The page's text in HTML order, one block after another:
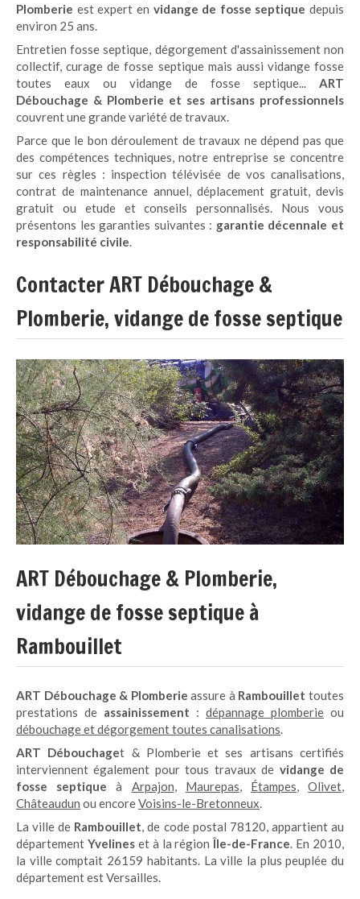
Plomberie est expert en vidange de fosse septique depuis
environ 25 ans.
Entretien fosse septique, dégorgement d'assainissement non
collectif, curage de fosse septique mais aussi vidange fosse
toutes eaux ou vidange de fosse septique... ART
Débouchage & Plomberie et ses artisans professionnels
couvrent une grande variété de travaux.
Parce que le bon déroulement de travaux ne dépend pas que
des compétences techniques, notre entreprise se concentre
sur ces règles : inspection télévisée de vos canalisations,
contrat de maintenance annuel, déplacement gratuit, devis
gratuit ou etude et conseils personnalisés. Nous vous
présentons les garanties suivantes : garantie décennale et
responsabilité civile.
Contacter ART Débouchage &
Plomberie, vidange de fosse septique
ART Débouchage & Plomberie,
vidange de fosse septique à
Rambouillet
ART Débouchage & Plomberie assure à Rambouillet toutes
prestations de assainissement : dépannage plomberie ou
débouchage et dégorgement toutes canalisations.
ART Débouchaget & Plomberie et ses artisans certifiés
interviennent également pour tous travaux de vidange de
fosse septiqueà Arpajon, Maurepas, Étampes,Olivet,
Châteaudun ou encoreVoisins-le-Bretonneux.
La ville de Rambouillet, de code postal 78120, appartient au
département Yvelineset à la régionÎle-de-France. En 2010,
la ville comptait 26159 habitants. La ville la plus peuplée du
département est Versailles.